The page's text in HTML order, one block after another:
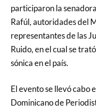
participaron la
Rafúl, autoridades del
representantes de las
Ruido, en el cual se
sónica en el país.
El evento se llevó cabo
Dominicano de